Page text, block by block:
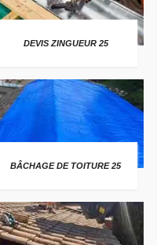
DEVIS ZINGUEUR 25
BÂCHAGE DE TOITURE 25